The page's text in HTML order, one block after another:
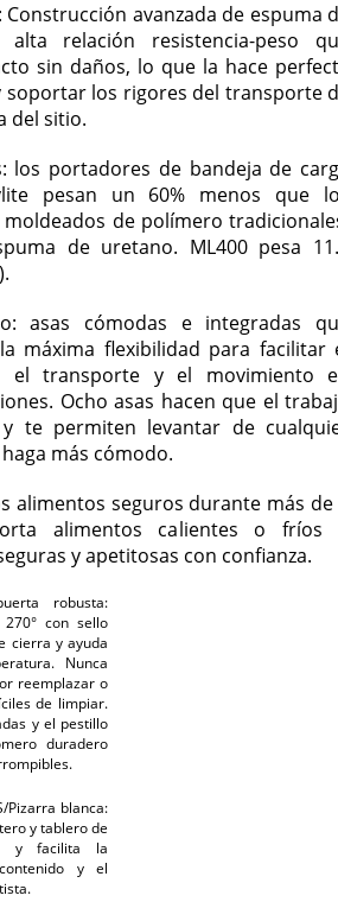
Construcción avanzada de espuma
relación resistencia-peso
sin daños, lo que la hace
soportar los rigores del transporte
del sitio.
los portadores de bandeja de
pesan un 60% menos que
de polímero
de uretano. ML400 pesa
asas cómodas e integradas
máxima flexibilidad para facilitar
el transporte y el movimiento
Ocho asas hacen que el
te permiten levantar de
más cómodo.
alimentos seguros durante más de
alimentos calientes o fríos
y apetitosas con confianza.
robusta:
con sello
cierra y ayuda
Nunca
reemplazar o
de limpiar.
y el pestillo
duradero
Pizarra blanca:
y tablero de
y facilita la
y el